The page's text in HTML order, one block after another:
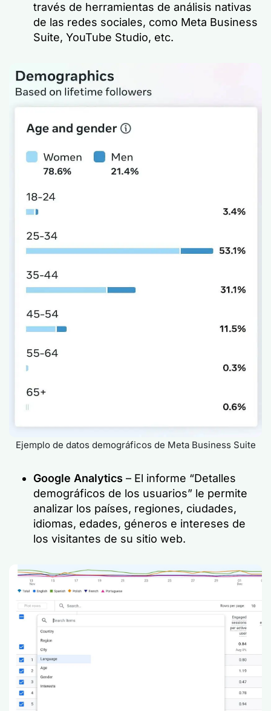
través de herramientas de análisis nativas
de las redes sociales, como Meta Business
Suite, YouTube Studio, etc.
Ejemplo de datos demográficos de Meta Business Suite
Google Analytics – El informe “Detalles
demográficos de los usuarios” le permite
analizar los países, regiones, ciudades,
idiomas, edades, géneros e intereses de
los visitantes de su sitio web.